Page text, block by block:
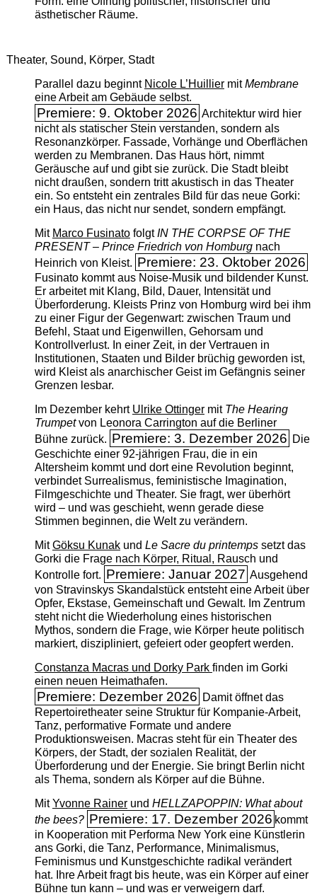
ästhetischer Räume.
Theater, Sound, Körper, Stadt
Parallel dazu beginnt Nicole L’Huilliermit ­Membrane
eine Arbeit am Gebäude selbst.
Premiere: 9. Oktober 2026 Architektur wird hier
nicht als statischer Stein verstanden, sondern als
Resonanzkörper. Fassade, Vorhänge und Oberflächen
werden zu Membranen. Das Haus hört, nimmt
Geräusche auf und gibt sie zurück. Die Stadt bleibt
nicht draußen, sondern tritt akustisch in das Theater
ein. So entsteht ein zentrales Bild für das neue Gorki:
ein Haus, das nicht nur sendet, sondern empfängt.
Mit Marco FusinatofolgtIN THE CORPSE OF THE
PRESENT – Prince Friedrich von Homburgnach
Heinrich von Kleist. Premiere: 23. Oktober 2026
Fusinato kommt aus Noise-Musik und bildender Kunst.
Er arbeitet mit Klang, Bild, Dauer, Intensität und
Überforderung. Kleists Prinz von Homburg wird bei ihm
zu einer Figur der Gegenwart: zwischen Traum und
Befehl, Staat und Eigenwillen, Gehorsam und
Kontrollverlust. In einer Zeit, in der Vertrauen in
Institutionen, Staaten und Bilder brüchig geworden ist,
wird Kleist als anarchischer Geist im Gefängnis seiner
Grenzen lesbar.
Im Dezember kehrt Ulrike Ottingermit The ­Hearing
Trumpetvon Leonora Carrington auf die Berliner
Bühne zurück. Premiere: 3. Dezember 2026 Die
Geschichte einer 92-jährigen Frau, die in ein
Altersheim kommt und dort eine Revolution beginnt,
verbindet Surrealismus, feministische Imagination,
Filmgeschichte und Theater. Sie fragt, wer überhört
wird – und was geschieht, wenn gerade diese
Stimmen beginnen, die Welt zu verändern.
MitGöksu Kunakund Le Sacre du printempssetzt das
Gorki die Frage nach Körper, Ritual, Rausch und
Kontrolle fort. Premiere: Januar 2027 Ausgehend
von Stravinskys Skandalstück entsteht eine Arbeit über
Opfer, Ekstase, Gemeinschaft und Gewalt. Im Zentrum
steht nicht die Wiederholung eines historischen
Mythos, sondern die Frage, wie Körper heute politisch
markiert, diszipliniert, gefeiert oder geopfert werden.
Constanza Macras und Dorky Park finden im Gorki
einen neuen Heimathafen.
Premiere: Dezember 2026 Damit öffnet das
Repertoiretheater seine Struktur für Kompanie-Arbeit,
Tanz, performative Formate und andere
Produktionsweisen. Macras steht für ein Theater des
Körpers, der Stadt, der sozialen Realität, der
Überforderung und der Energie. Sie bringt Berlin nicht
als Thema, sondern als Körper auf die Bühne.
MitYvonne Rainerund HELLZAPOPPIN: What about
the bees? Premiere: 17. Dezember 2026 kommt
in Kooperation mit Performa New York eine Künstlerin
ans Gorki, die Tanz, Performance, Minimalismus,
Feminismus und Kunstgeschichte radikal verändert
hat. Ihre Arbeit fragt bis heute, was ein Körper auf einer
Bühne tun kann – und was er verweigern darf.